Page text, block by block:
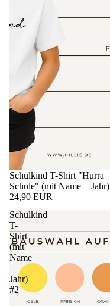
Schulkind T-Shirt "Hurra
Schule" (mit Name + Jahr)
24,90 EUR
Schulkind
T-
Shirt
(mit
Name
+
Jahr)
#2